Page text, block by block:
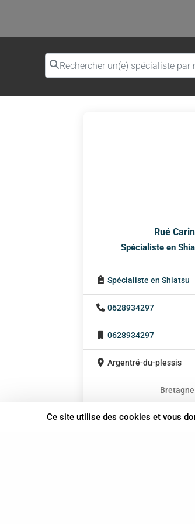
Rechercher un(e) spécialiste par
Rué
Spécialiste en
Spécialiste en Shiatsu
0628934297
0628934297
Argentré-du-plessis
Bretagne
Ce site utilise des cookies et vous